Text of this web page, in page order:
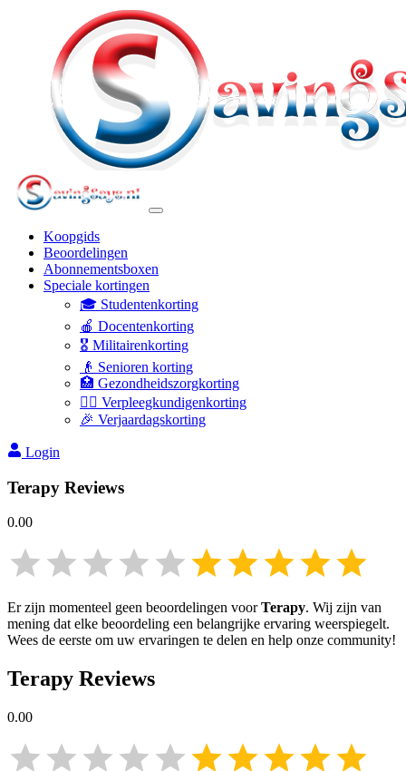
Koopgids
Beoordelingen
Abonnementsboxen
Speciale kortingen
🎓 Studentenkorting
🍎 Docentenkorting
🎖️ Militairenkorting
👴 Senioren korting
🏥 Gezondheidszorgkorting
👩‍⚕️ Verpleegkundigenkorting
🎉 Verjaardagskorting
Login
Terapy Reviews
0.00
Er zijn momenteel geen beoordelingen voorTerapy. Wij zijn van
mening dat elke beoordeling een belangrijke ervaring weerspiegelt.
Wees de eerste om uw ervaringen te delen en help onze community!
Terapy Reviews
0.00